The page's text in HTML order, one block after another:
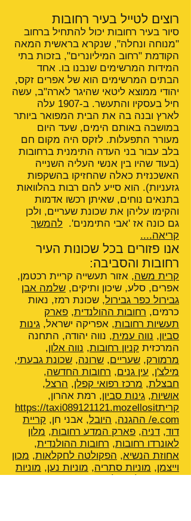
רוצים לטייל בעיר רחובות
סיור בעיר רחובות יכול להתחיל ברחוב
"מנוחה ונחלה", שנקרא בראשית המאה
הקודמת "רחוב המיליונרים", בזכות בתי
המידות המרשימים שנבנו בו. אחד
הבתים המרשימים הוא של אפרים זקס,
יהודי ממוצא ליטאי שהיגר לארה"ב, עשה
חיל בעסקיו והתעשר. ב-1907 עלה
לארץ ובנה בה את הבית המפואר ביותר
במושבה באותם הימים, שעד היום
מעורר התפעלות. לזקס היה מקום חם
בלב עבור בני העדה התימנית ברחובות
(בעוד שהיו בין אנשי העליה השנייה
האשכנזית כאלה שהחזיקו בהשקפות
גזעניות). הוא סייע להם רבות בהלוואות
בתנאים נוחים, שאיתן רכשו אדמות
והקימו עליהן את שכונת שעריים, ולכן
גם כונה אז 'אבי התימנים'. להמשך
קריאה....
אנו פזורים בכל שכונות העיר
רחובות והסביבה:
קרית משה, אזור תעשייה קריית רכטמן,
אפרים, סלע, שיכון ותיקים, שלמה אבן
גבירול כפר גבירול, שכונת רמז, נאות
כרמים, רחובות ההולנדית, פארק
תעשיות רחובות, אפריקה ישראל, גינות
סביון, נווה עמית, נווה יהודה, התחנה
המרכזית קניון רחובות, נווה אלון,
מרמורק, שעריים, שרונה, שכונת גבעתי,
מילצ'ן, עין גנים, רחובות החדשה,
חבצלת, מרכז רפואי קפלן, הרצל,
אושיות, גינות סביון, רמת אהרון,
קריתhttps://taxi089121121.mozellosit
e.com/ ההגנה, היובל, אבני חן, קריית
דוד, דניה, פארק המדע רחובות, מלון
לאונרדו רחובות, רחובות ההולנדית,
אחוזת הנשיא, הפקולטה לחקלאות, מכון
וייצמן, מוניות סתריה, מוניות נען, מוניות